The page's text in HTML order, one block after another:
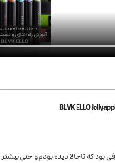
بودم و حتی بیشتر از ۲۵۰۰ تا هم فک کنم کام داد